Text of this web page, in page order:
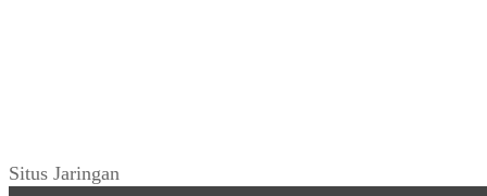
Situs Jaringan